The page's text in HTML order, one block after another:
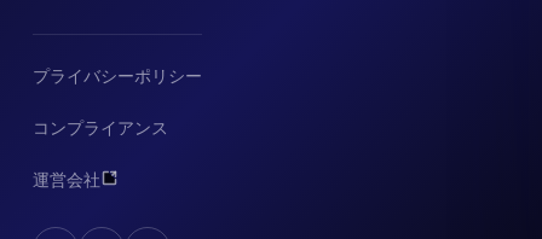
プライバシーポリシー
コンプライアンス
運営会社